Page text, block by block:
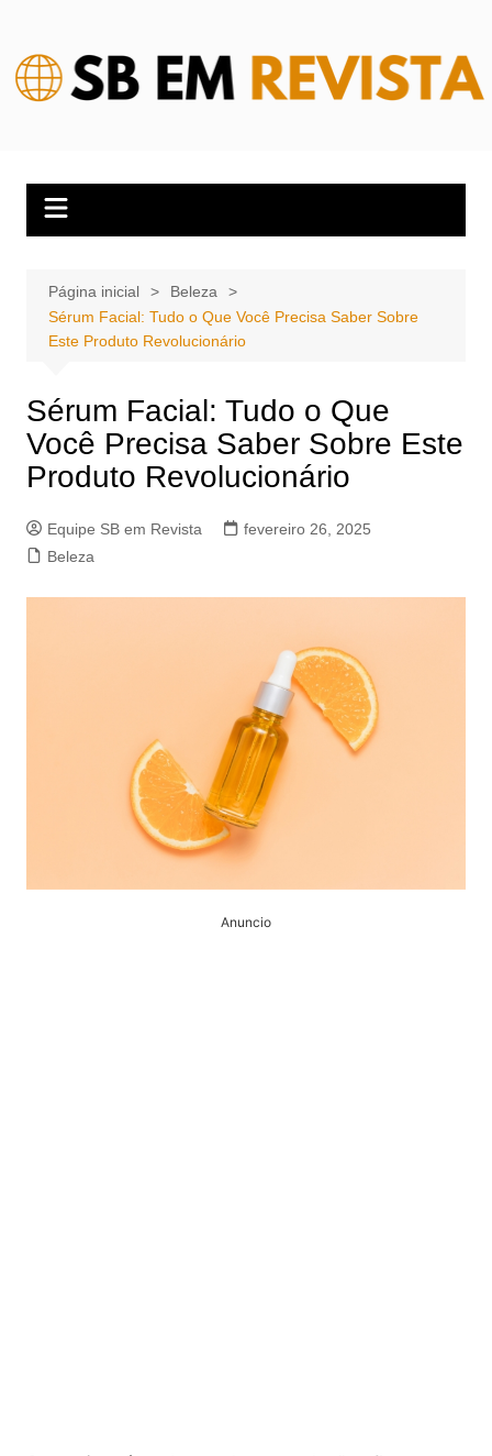
conteúdo
Página inicial
Beleza
Sérum Facial: Tudo o Que Você Precisa Saber Sobre
Este Produto Revolucionário
Sérum Facial: Tudo o Que
Você Precisa Saber Sobre Este
Produto Revolucionário
Equipe SB em Revista
fevereiro 26, 2025
Beleza
Anuncio